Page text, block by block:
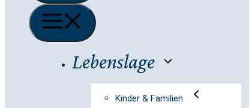
Menü
Lebenslage
Kinder & Familien